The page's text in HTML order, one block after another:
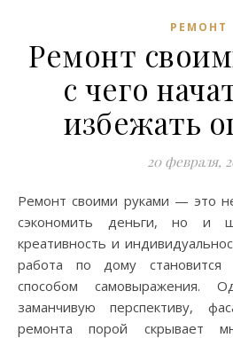
РЕМОНТ
Ремонт
с чего
избежать
20 февраля,
Ремонт своими руками — это не только возможность
сэкономить деньги, но и
креативность и
работа по дому
способом самовыражения.
заманчивую перспективу,
ремонта порой скрывает